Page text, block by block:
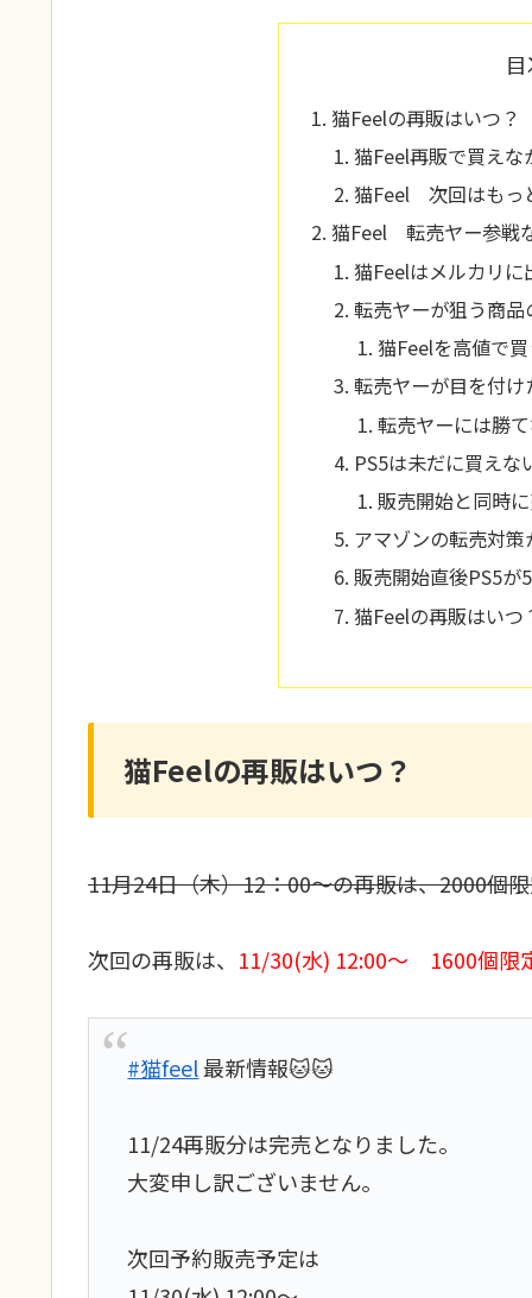
猫Feelの再販はいつ？
猫Feel再販で買えな
猫Feel 次回はもっ
猫Feel 転売ヤー参戦
猫Feelはメルカリ
転売ヤーが狙う商
猫Feelを高値で
転売ヤーが目を付
転売ヤーには勝
PS5は未だに買えな
販売開始と同時
アマゾンの転売対策
販売開始直後PS5が
猫Feelの再販はいつ
猫Feelの再販はいつ？
11月24日（木）12：00～の再販は、2000個
次回の再販は、 11/30(水) 12:00～ 1600個限
#猫feel最新情報🐱🐱
11/24再販分は完売となりました。
大変申し訳ございません。
次回予約販売予定は